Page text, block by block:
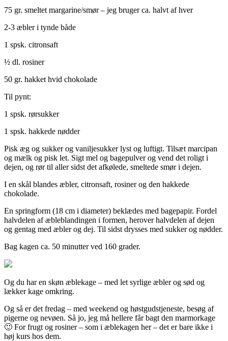
75 gr. smeltet margarine/smør – jeg bruger ca. halvt af hver
2-3 æbler i tynde både
1 spsk. citronsaft
½ dl. rosiner
50 gr. hakket hvid chokolade
Til pynt:
1 spsk. rørsukker
1 spsk. hakkede nødder
Pisk æg og sukker og vaniljesukker lyst og luftigt. Tilsæt marcipan
og mælk og pisk let. Sigt mel og bagepulver og vend det roligt i
dejen, og rør til aller sidst det afkølede, smeltede smør i dejen.
I en skål blandes æbler, citronsaft, rosiner og den hakkede
chokolade.
En springform (18 cm i diameter) beklædes med bagepapir. Fordel
halvdelen af æbleblandingen i formen, herover halvdelen af dejen
og gentag med æbler og dej. Til sidst drysses med sukker og nødder.
Bag kagen ca. 50 minutter ved 160 grader.
Og du har en skøn æblekage – med let syrlige æbler og sød og
lækker kage omkring.
Og så er det fredag – med weekend og høstgudstjeneste, besøg af
pigerne og nevøen. Så jo, jeg må hellere får bagt den marmorkage
🙂 For frugt og rosiner – som i æblekagen her – det er bare ikke i
høj kurs hos dem.